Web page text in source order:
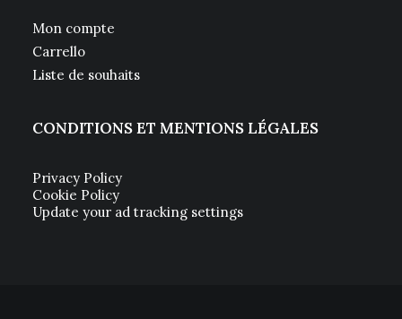
Mon compte
Carrello
Liste de souhaits
CONDITIONS ET MENTIONS LÉGALES
Privacy Policy
Cookie Policy
Update your ad tracking settings